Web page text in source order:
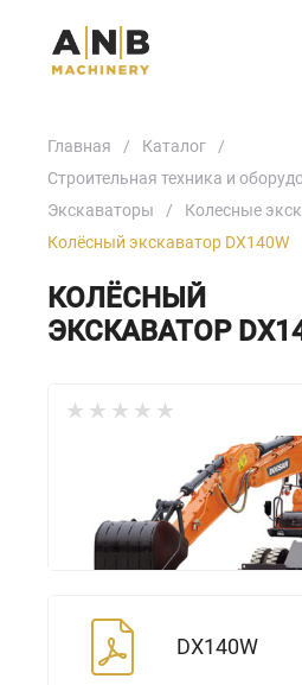
Главная
Каталог
Строительная техника и
Экскаваторы
Колесные
Колёсный экскаватор DX140W
КОЛЁСНЫЙ
ЭКСКАВАТОР
DX140W